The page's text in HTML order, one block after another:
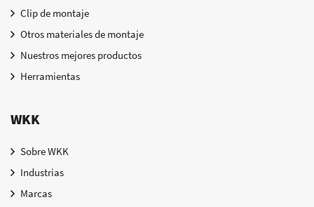
Clip de montaje
Otros materiales de montaje
Nuestros mejores productos
Herramientas
WKK
Sobre WKK
Industrias
Marcas